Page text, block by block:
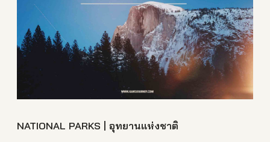
NATIONAL PARKS | อุทยานแห่งชาติ